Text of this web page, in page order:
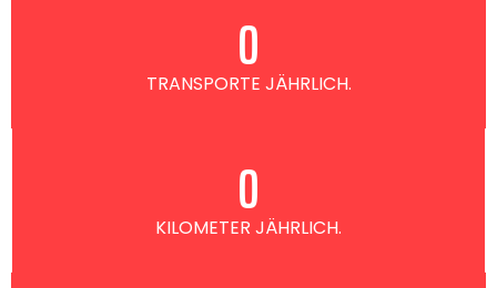
TRANSPORTE JÄHRLICH.
0
KILOMETER JÄHRLICH.
0